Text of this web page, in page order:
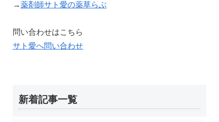
→薬剤師サト愛の薬草らぶ
問い合わせはこちら
サト愛へ問い合わせ
新着記事一覧